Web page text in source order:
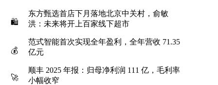
🛍
东方甄选首店下月落地北京中关村，俞敏
洪：未来将开上百家线下超市
💰
范式智能首次实现全年盈利，全年营收 71.35
亿元
🚀
顺丰 2025 年报：归母净利润 111 亿，毛利率
小幅收窄